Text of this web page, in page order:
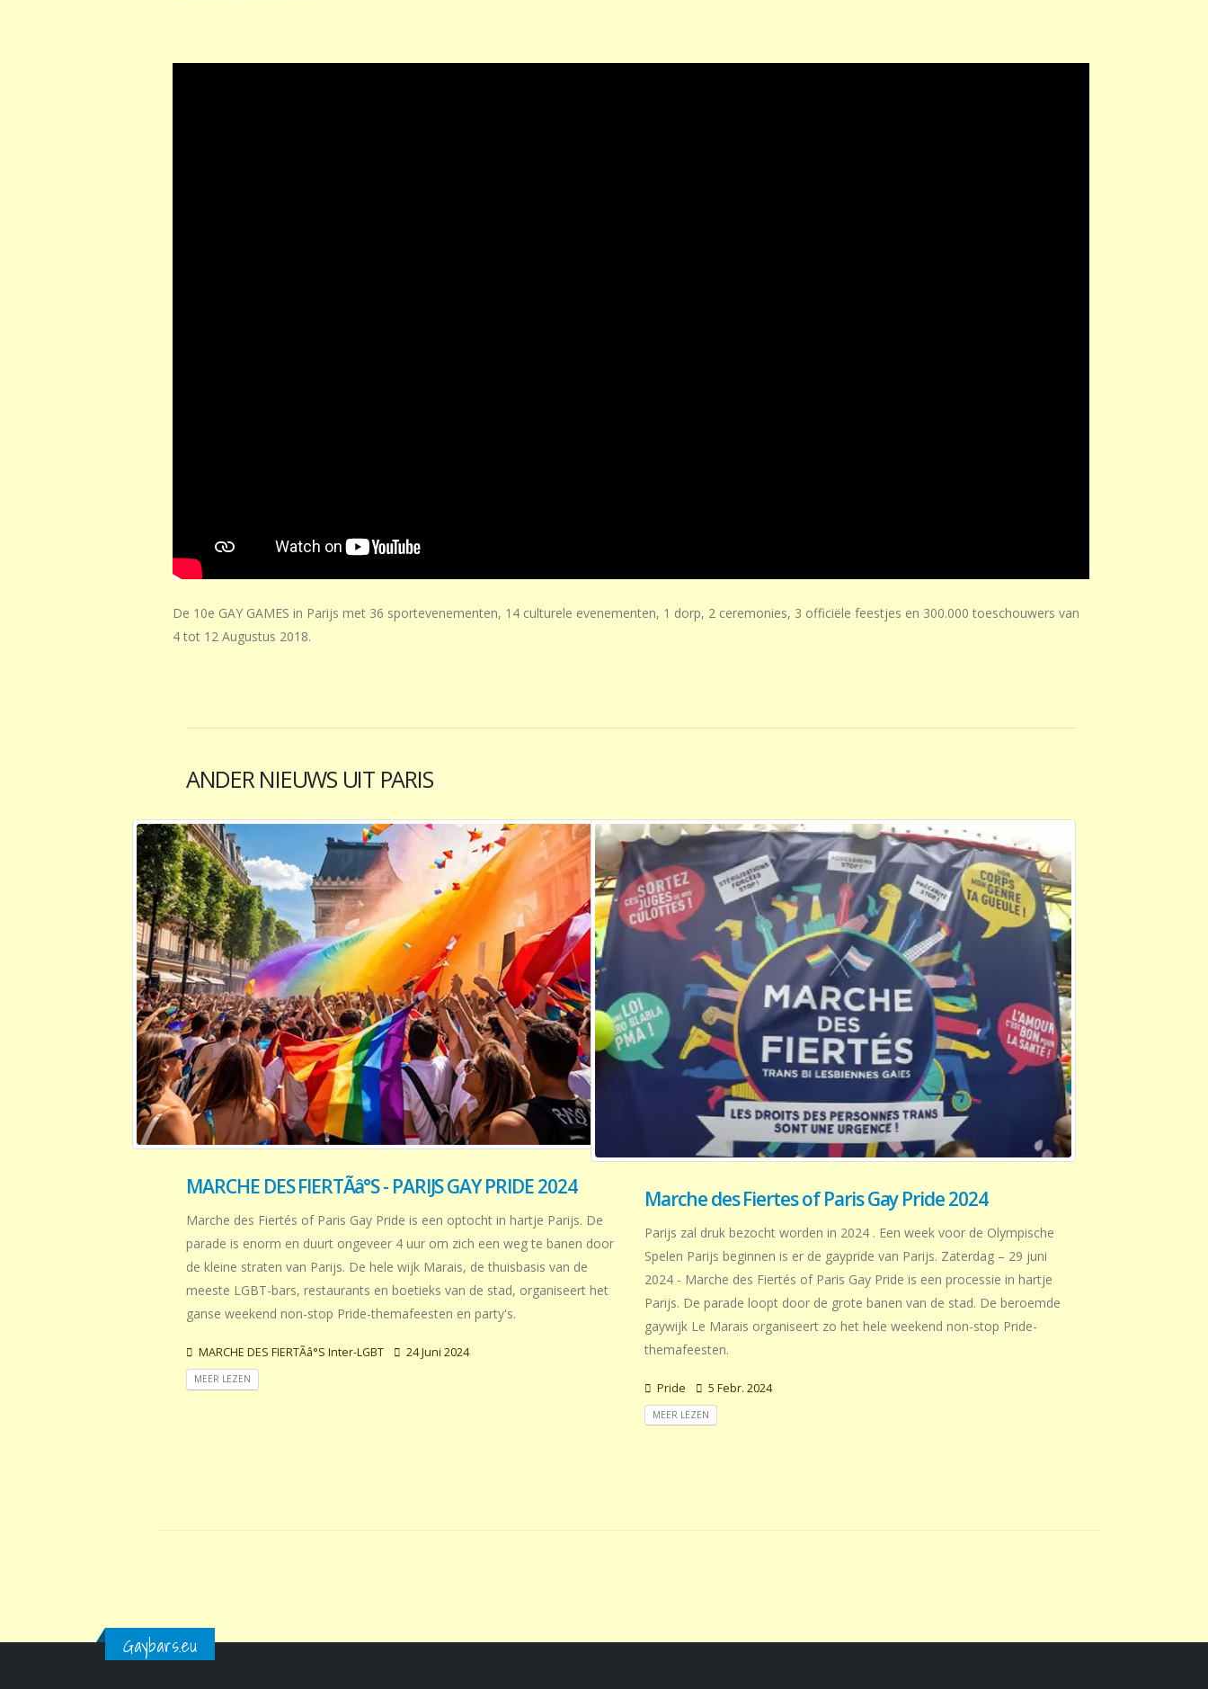
De 10e GAY GAMES in Parijs met 36 sportevenementen, 14 culturele evenementen, 1 dorp, 2 ceremonies, 3 officiële feestjes en 300.000 toeschouwers van
4 tot 12 Augustus 2018.
ANDER NIEUWS UIT PARIS
MARCHE DES FIERTÃâ°S - PARIJS GAY PRIDE 2024
Marche des Fiertés of Paris Gay Pride is een optocht in hartje Parijs. De
parade is enorm en duurt ongeveer 4 uur om zich een weg te banen door
de kleine straten van Parijs. De hele wijk Marais, de thuisbasis van de
meeste LGBT-bars, restaurants en boetieks van de stad, organiseert het
ganse weekend non-stop Pride-themafeesten en party's.
MARCHE DES FIERTÃâ°S Inter-LGBT 24 Juni 2024
MEER LEZEN
Marche des Fiertes of Paris Gay Pride 2024
Parijs zal druk bezocht worden in 2024 . Een week voor de Olympische
Spelen Parijs beginnen is er de gaypride van Parijs. Zaterdag – 29 juni
2024 - Marche des Fiertés of Paris Gay Pride is een processie in hartje
Parijs. De parade loopt door de grote banen van de stad. De beroemde
gaywijk Le Marais organiseert zo het hele weekend non-stop Pride-
themafeesten.
Pride 5 Febr. 2024
MEER LEZEN
Gaybars.eu